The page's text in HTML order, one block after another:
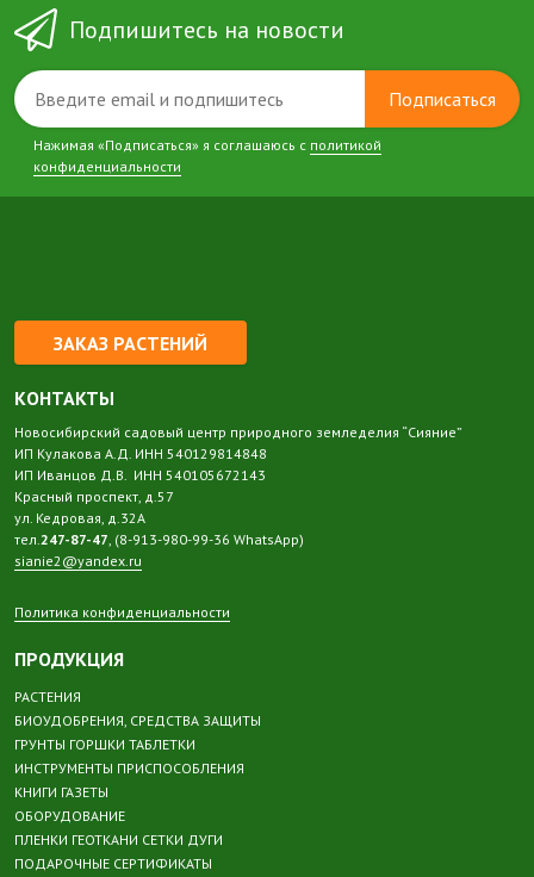
Подпишитесь на новости
Подписаться
Нажимая «Подписаться» я соглашаюсь с политикой
конфиденциальности
ЗАКАЗ РАСТЕНИЙ
КОНТАКТЫ
Новосибирский садовый центр природного земледелия “Сияние”
ИП Кулакова А.Д. ИНН 540129814848
ИП Иванцов Д.В. ИНН 540105672143
Красный проспект, д.57
ул. Кедровая, д.32А
тел.247-87-47, (8-913-980-99-36 WhatsApp)
sianie2@yandex.ru
Политика конфиденциальности
ПРОДУКЦИЯ
РАСТЕНИЯ
БИОУДОБРЕНИЯ, СРЕДСТВА ЗАЩИТЫ
ГРУНТЫ ГОРШКИ ТАБЛЕТКИ
ИНСТРУМЕНТЫ ПРИСПОСОБЛЕНИЯ
КНИГИ ГАЗЕТЫ
ОБОРУДОВАНИЕ
ПЛЕНКИ ГЕОТКАНИ СЕТКИ ДУГИ
ПОДАРОЧНЫЕ СЕРТИФИКАТЫ